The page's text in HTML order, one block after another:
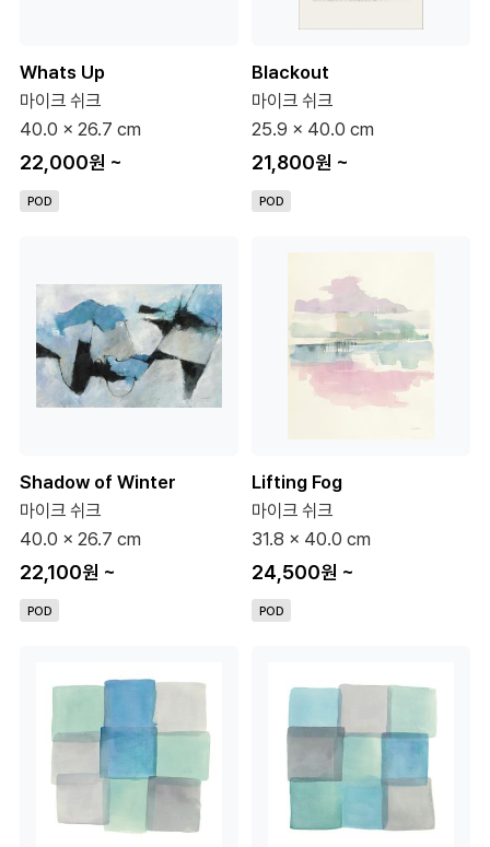
Whats Up
마이크 쉬크
40.0 x 26.7 cm
22,000원 ~
POD
Blackout
마이크 쉬크
25.9 x 40.0 cm
21,800원 ~
POD
Shadow of Winter
마이크 쉬크
40.0 x 26.7 cm
22,100원 ~
POD
Lifting Fog
마이크 쉬크
31.8 x 40.0 cm
24,500원 ~
POD